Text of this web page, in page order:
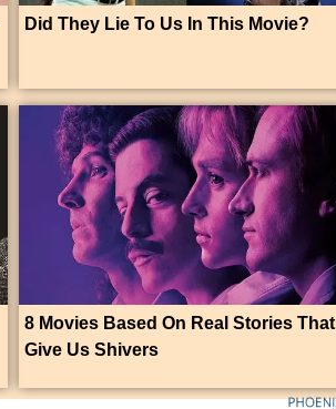
Did They Lie To Us In This Movie?
8 Movies Based On Real Stories That
Give Us Shivers